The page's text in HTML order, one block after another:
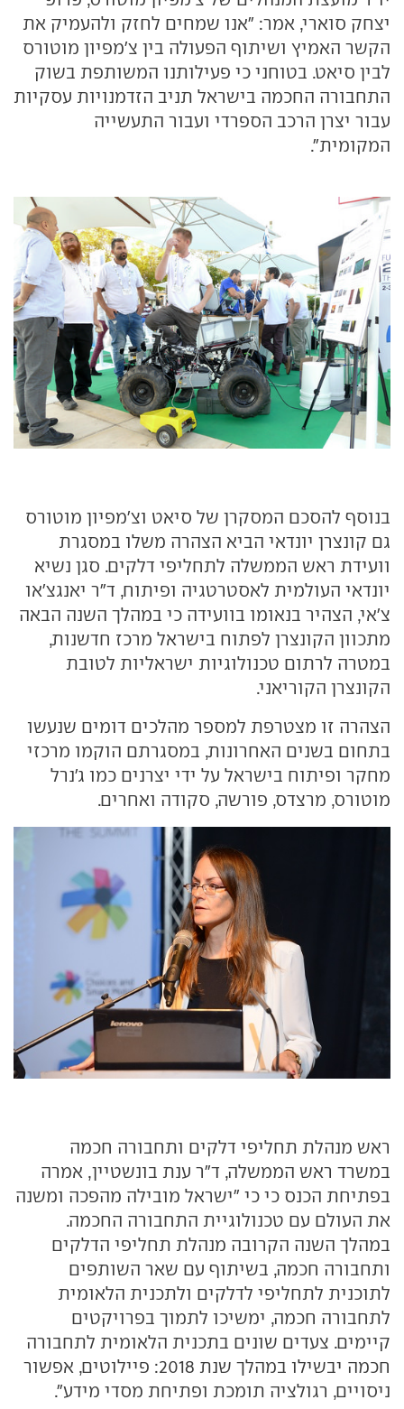
יצחק סוארי, אמר: "אנו שמחים לחזק ולהעמיק את
הקשר האמיץ ושיתוף הפעולה בין צ'מפיון מוטורס
לבין סיאט. בטוחני כי פעילותנו המשותפת בשוק
התחבורה החכמה בישראל תניב הזדמנויות עסקיות
עבור יצרן הרכב הספרדי ועבור התעשייה
המקומית".
בנוסף להסכם המסקרן של סיאט וצ'מפיון מוטורס
גם קונצרן יונדאי הביא הצהרה משלו במסגרת
וועידת ראש הממשלה לתחליפי דלקים. סגן נשיא
יונדאי העולמית לאסטרטגיה ופיתוח, ד"ר יאנגצ'או
צ'אי, הצהיר בנאומו בוועידה כי במהלך השנה הבאה
מתכוון הקונצרן לפתוח בישראל מרכז חדשנות,
במטרה לרתום טכנולוגיות ישראליות לטובת
הקונצרן הקוריאני.
הצהרה זו מצטרפת למספר מהלכים דומים שנעשו
בתחום בשנים האחרונות, במסגרתם הוקמו מרכזי
מחקר ופיתוח בישראל על ידי יצרנים כמו ג'נרל
מוטורס, מרצדס, פורשה, סקודה ואחרים.
ראש מנהלת תחליפי דלקים ותחבורה חכמה
במשרד ראש הממשלה, ד"ר ענת בונשטיין, אמרה
בפתיחת הכנס כי כי "ישראל מובילה מהפכה ומשנה
את העולם עם טכנולוגיית התחבורה החכמה.
במהלך השנה הקרובה מנהלת תחליפי הדלקים
ותחבורה חכמה, בשיתוף עם שאר השותפים
לתוכנית לתחליפי לדלקים ולתכנית הלאומית
לתחבורה חכמה, ימשיכו לתמוך בפרויקטים
קיימים. צעדים שונים בתכנית הלאומית לתחבורה
חכמה יבשילו במהלך שנת 2018: פיילוטים, אפשור
ניסויים, רגולציה תומכת ופתיחת מסדי מידע".